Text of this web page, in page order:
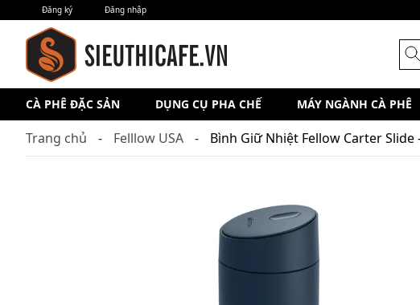
Đăng ký Đăng nhập
CÀ PHÊ ĐẶC SẢN DỤNG CỤ PHA CHẾ MÁY NGÀNH CÀ PHÊ
Trang chủ Felllow USA Bình Giữ Nhiệt Fellow Carter Slide